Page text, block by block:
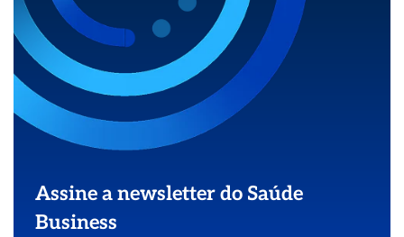
Assine a newsletter do Saúde
Business